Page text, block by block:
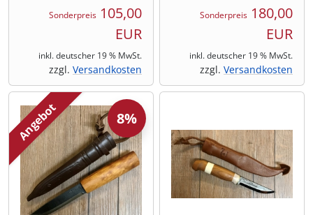
Sonderpreis 105,00
EUR
inkl. deutscher 19 % MwSt.
zzgl. Versandkosten
Sonderpreis 180,00
EUR
inkl. deutscher 19 % MwSt.
zzgl. Versandkosten
Angebot 8%